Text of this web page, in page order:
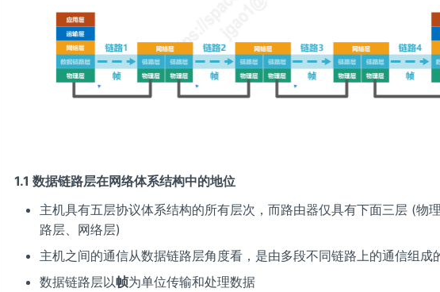
1.1 数据链路层在网络体系结构中的地位
主机具有五层协议体系结构的所有层次，而路由器仅具有下面三层 (物
路层、网络层)
主机之间的通信从数据链路层角度看，是由多段不同链路上的通信组成
数据链路层以帧为单位传输和处理数据